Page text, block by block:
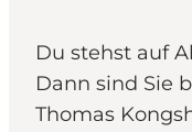
Du stehst auf
Dann sind Sie
Thomas